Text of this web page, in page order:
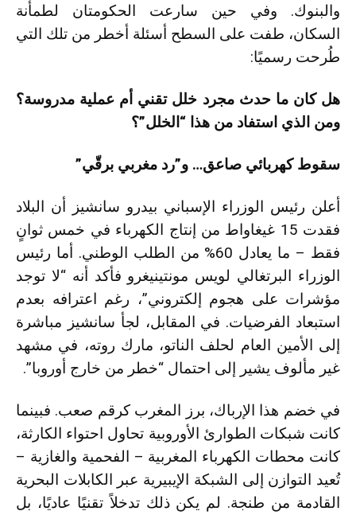
والبنوك. وفي حين سارعت الحكومتان لطمأنة
السكان، طفت على السطح أسئلة أخطر من تلك التي
طُرحت رسميًا:
هل كان ما حدث مجرد خلل تقني أم عملية مدروسة؟
ومن الذي استفاد من هذا “الخلل”؟
سقوط كهربائي صاعق… و”رد مغربي برقّي”
أعلن رئيس الوزراء الإسباني بيدرو سانشيز أن البلاد
فقدت 15 غيغاواط من إنتاج الكهرباء في خمس ثوانٍ
فقط – ما يعادل 60% من الطلب الوطني. أما رئيس
الوزراء البرتغالي لويس مونتينيغرو فأكد أنه “لا توجد
مؤشرات على هجوم إلكتروني”، رغم اعترافه بعدم
استبعاد الفرضيات. في المقابل، لجأ سانشيز مباشرة
إلى الأمين العام لحلف الناتو، مارك روته، في مشهد
غير مألوف يشير إلى احتمال “خطر من خارج أوروبا”.
في خضم هذا الإرباك، برز المغرب كرقم صعب. فبينما
كانت شبكات الطوارئ الأوروبية تحاول احتواء الكارثة،
كانت محطات الكهرباء المغربية – الفحمية والغازية –
تُعيد التوازن إلى الشبكة الإيبيرية عبر الكابلات البحرية
القادمة من طنجة. لم يكن ذلك تدخلاً تقنيًا عاديًا، بل